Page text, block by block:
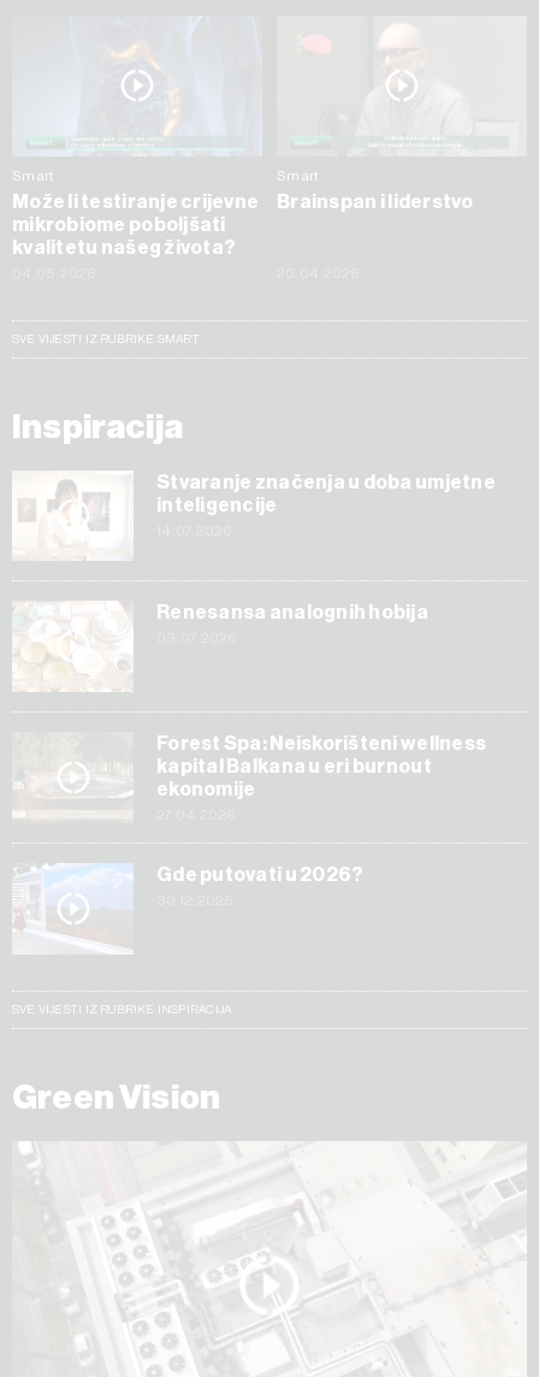
Smart
Može li testiranje crijevne
mikrobiome poboljšati
kvalitetu našeg života?
Smart
Brainspan i liderstvo
SVE VIJESTI IZ RUBRIKE SMART
Inspiracija
Stvaranje značenja u doba umjetne
inteligencije
Renesansa analognih hobija
Forest Spa: Neiskorišteni wellness
kapital Balkana u eri burnout
ekonomije
Gde putovati u 2026?
SVE VIJESTI IZ RUBRIKE INSPIRACIJA
Green Vision